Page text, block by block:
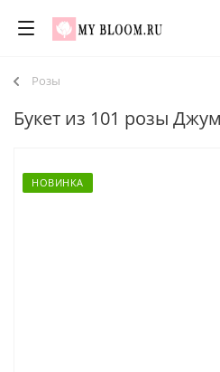
Розы
Букет из 101 розы
НОВИНКА